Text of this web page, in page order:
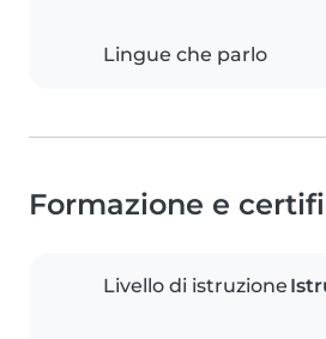
Lingue che parlo
Formazione e
Livello di istruzione